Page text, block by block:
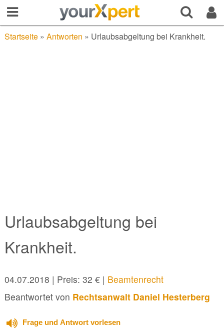
Startseite» Antworten » Urlaubsabgeltung bei Krankheit.
Urlaubsabgeltung bei
Krankheit.
04.07.2018 | Preis: 32 € | Beamtenrecht
Beantwortet von Rechtsanwalt Daniel Hesterberg
Frage und Antwort vorlesen